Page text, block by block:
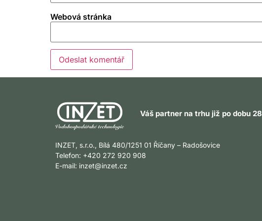
Webová stránka
Váš partner na trhu již po dobu 28
INZET, s.r.o., Bílá 480/1251 01 Říčany – Radošovice
Telefon: +420 272 920 908
E-mail: inzet@inzet.cz